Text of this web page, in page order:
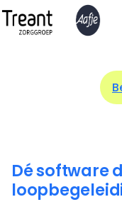
Dé software